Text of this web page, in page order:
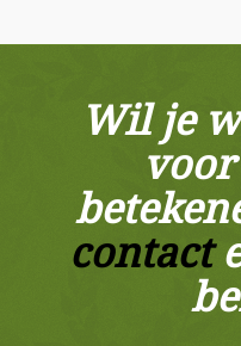
Wil je
contact